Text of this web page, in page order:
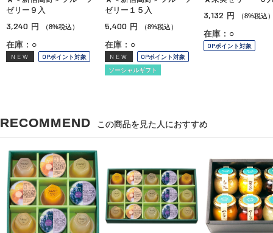
ゼリー９入
3,240 円 （8%税込）
在庫：○
NEW OPポイント対象
ゼリー１５入
5,400 円 （8%税込）
在庫：○
NEW
OPポイント対象
ソーシャルギフト
3,132 円 （8%税込
在庫：○
OPポイント対象
RECOMMEND この商品を見た人におすすめ